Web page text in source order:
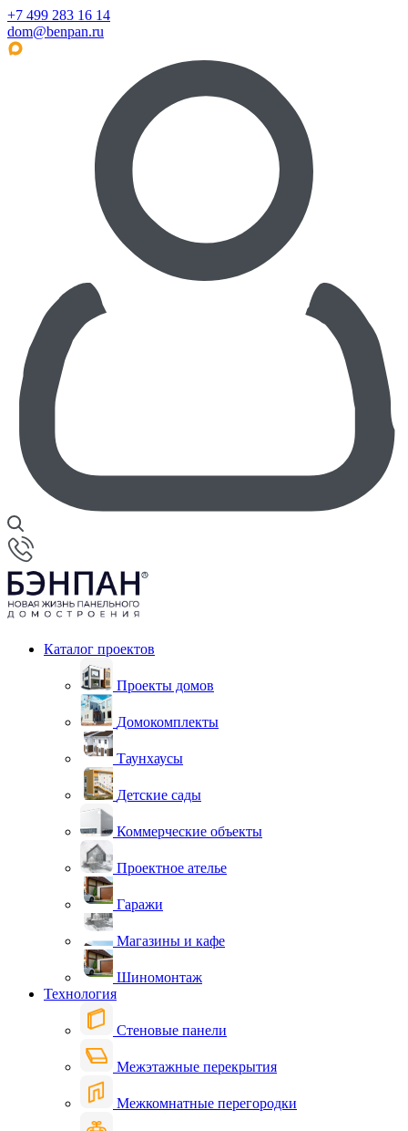
+7 499 283 16 14
dom@benpan.ru
Каталог проектов
Проекты домов
Домокомплекты
Таунхаусы
Детские сады
Коммерческие объекты
Проектное ателье
Гаражи
Магазины и кафе
Шиномонтаж
Технология
Стеновые панели
Межэтажные перекрытия
Межкомнатные перегородки